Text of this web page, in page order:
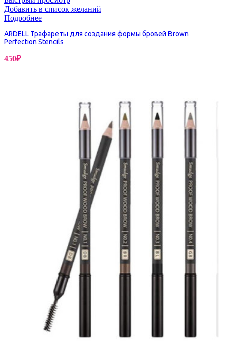
Добавить в список желаний
Подробнее
ARDELL Трафареты для создания формы бровей Brown
Perfection Stencils
450₽